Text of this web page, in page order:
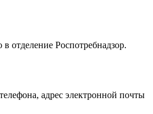
отделение Роспотребнадзор.
адрес электронной почты